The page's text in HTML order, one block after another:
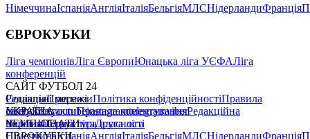
НімеччинаІспаніяАнгліяІталіяБельгіяМЛСНідерландиФранція
ЄВРОКУБКИ
Ліга чемпіонівЛіга ЄвропиЮнацька ліга УЄФАЛіга
конференцій
САЙТ ФУТБОЛ 24
РедакціяПрогнозиПолітика конфіденційностіПравила
сайтуКонтактиПравила коментуванняРедакційна
політикаСтруктура власності
Соціальні мережі
facebookxyoutubeinstagramtelegramviber
УКРАЇНА
УкраїнаПерша лігаДруга ліга
ЧЕМПІОНАТИ
НімеччинаІспаніяАнгліяІталіяБельгіяМЛСНідерландиФранція
ЄВРОКУБКИ